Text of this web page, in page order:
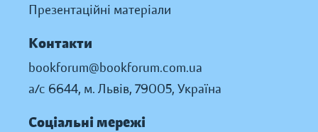
Презентаційні матеріали
Контакти
bookforum@bookforum.com.ua
а/с 6644, м. Львів, 79005, Україна
Соціальні мережі